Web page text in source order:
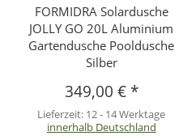
FORMIDRA Solardusche
JOLLY GO 20L Aluminium
Gartendusche Pooldusche
Silber
349,00 € *
Lieferzeit: 12 - 14 Werktage
innerhalb Deutschland